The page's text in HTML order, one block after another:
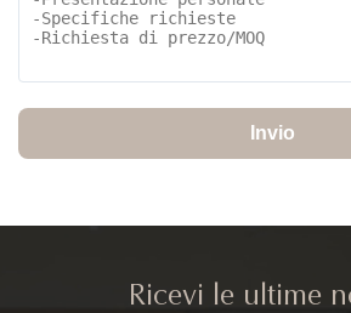
Invio
Ricevi le ultime